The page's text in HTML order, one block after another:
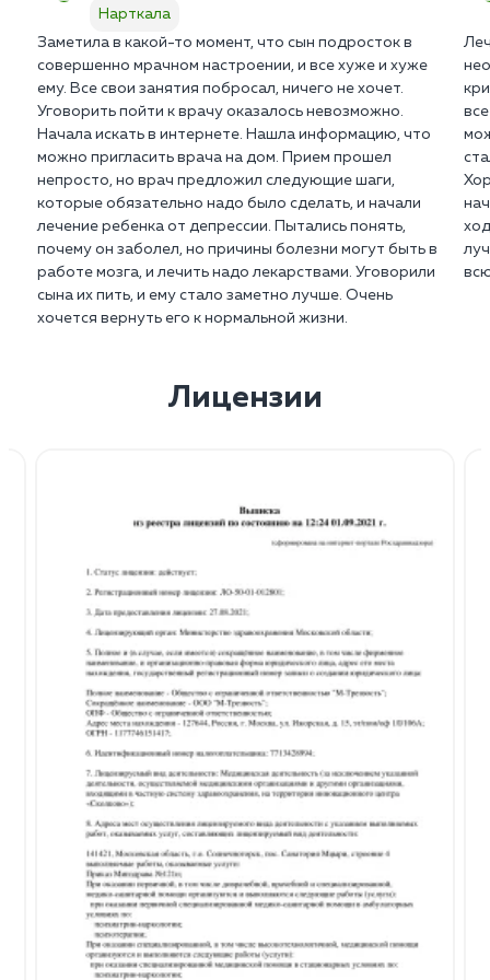
принятием решений.
события или постоянно ощущать бесполезность и
отсутствие контроля над своей жизнью,
чувствовать раздражительность, злость,
нетерпимость или постоянное ощущение пустоты.
В некоторых случаях заболевание может приводить
к самоубийственным мыслям, и это требует
немедленного медицинского вмешательства.
исключения других физических причин симптомов,
которые могут имитировать данное расстройство.
Для постановки диагноза требуется комплексная
оценка пациента, проведенная квалифицированным
рекомендуют принимать антидепрессанты в
течение нескольких недель до оценки их
эффективности.
В случае психотерапии, улучшение может
происходить постепенно с каждой сессией.
Некоторые люди быстро реагируют на лечение,
тогда как другие могут продолжать испытывать
симптомы на протяжении более длительного
периода времени.
Улучшение занимает больше времени, если болезнь
имеет более тяжелый характер или является
С соблюдение рекомендаций врача относительно
адекватного диагноза и лечения, состоящего из
ряда методов.
Психотерапия с психологом или
психотерапевтом – эффективный методом для
лечения. Терапевты помогают людям
развивать навыки управления эмоциями,
изменять негативные мыслительные образцы и
нарабатывать стратегии преодоления
болезни.
Самопомощь и изменения в образе жизни:
физическая активность, режима сна, здоровое
питание, медитация и другие стратегии
связей оказывает положительное влияние на
в повседневной жизни или появляются
суицидальные мысли, важно незамедлительно
обратиться к психиатру.
Нарткала
Заметила в какой-то момент, что сын подросток в
совершенно мрачном настроении, и все хуже и хуже
ему. Все свои занятия побросал, ничего не хочет.
Уговорить пойти к врачу оказалось невозможно.
Начала искать в интернете. Нашла информацию, что
можно пригласить врача на дом. Прием прошел
непросто, но врач предложил следующие шаги,
которые обязательно надо было сделать, и начали
лечение ребенка от депрессии. Пытались понять,
почему он заболел, но причины болезни могут быть в
работе мозга, и лечить надо лекарствами. Уговорили
сына их пить, и ему стало заметно лучше. Очень
хочется вернуть его к нормальной жизни.
Лицензии